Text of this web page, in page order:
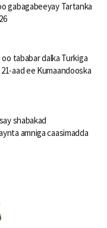
gabagabeeyay Tartanka
tababar dalka Turkiga
aad ee Kumaandooska
shabakad
amniga caasimadda